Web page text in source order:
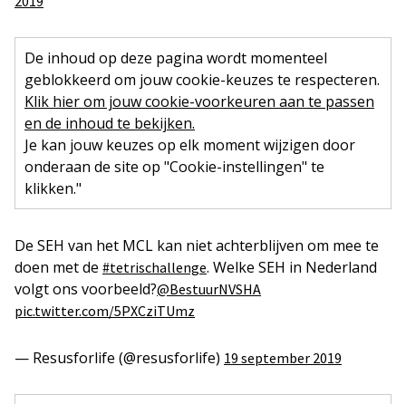
De inhoud op deze pagina wordt momenteel
geblokkeerd om jouw cookie-keuzes te respecteren.
Klik hier om jouw cookie-voorkeuren aan te passen
en de inhoud te bekijken.
Je kan jouw keuzes op elk moment wijzigen door
onderaan de site op "Cookie-instellingen" te
klikken."
De SEH van het MCL kan niet achterblijven om mee te
doen met de #tetrischallenge. Welke SEH in Nederland
volgt ons voorbeeld?@BestuurNVSHA
pic.twitter.com/5PXCziTUmz
— Resusforlife (@resusforlife) 19 september 2019